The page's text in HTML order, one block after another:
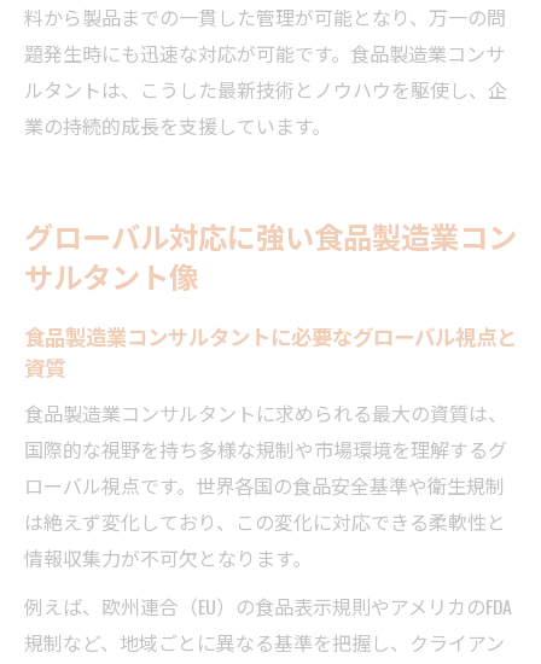
成長戦略
料から製品までの一貫した管理が可能となり、万一の問
題発生時にも迅速な対応が可能です。食品製造業コンサ
ルタントは、こうした最新技術とノウハウを駆使し、企
業の持続的成長を支援しています。
グローバル対応に強い食品製造業コン
サルタント像
食品製造業コンサルタントに必要なグローバル視点と
資質
食品製造業コンサルタントに求められる最大の資質は、
国際的な視野を持ち多様な規制や市場環境を理解するグ
ローバル視点です。世界各国の食品安全基準や衛生規制
は絶えず変化しており、この変化に対応できる柔軟性と
情報収集力が不可欠となります。
例えば、欧州連合（EU）の食品表示規則やアメリカのFDA
規制など、地域ごとに異なる基準を把握し、クライアン